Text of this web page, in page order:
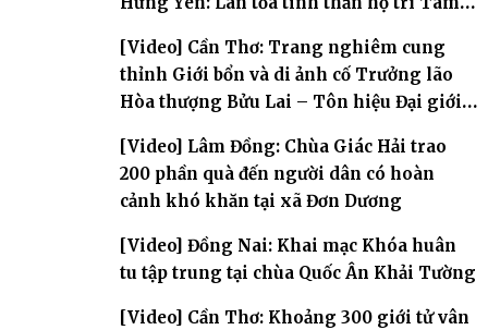
[Video] Cần Thơ: Trang nghiêm cung
thỉnh Giới bổn và di ảnh cố Trưởng lão
Hòa thượng Bửu Lai – Tôn hiệu Đại giới
[Video] Lâm Đồng: Chùa Giác Hải trao
200 phần quà đến người dân có hoàn
cảnh khó khăn tại xã Đơn Dương
[Video] Đồng Nai: Khai mạc Khóa huân
tu tập trung tại chùa Quốc Ân Khải Tường
[Video] Cần Thơ: Khoảng 300 giới tử vân